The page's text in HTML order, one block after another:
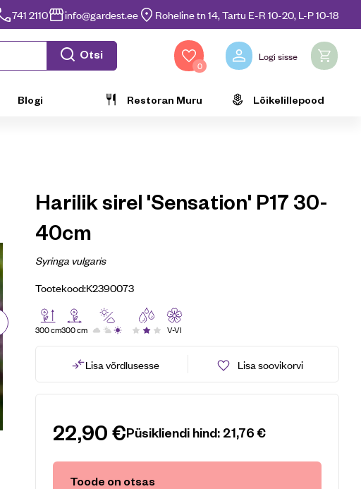
741 2110 info@gardest.ee Roheline tn 14, Tartu E-R 10-20, L-P 10-18
Otsi
0
Logi sisse
Blogi Restoran Muru Lõikelillepood
Harilik sirel 'Sensation' P17 30-
40cm
Syringa vulgaris
Tootekood:K2390073
300 cm300 cm V-VI
Lisa võrdlusesse Lisa soovikorvi
22,90€Püsikliendi hind: 21,76€
Toode on otsas